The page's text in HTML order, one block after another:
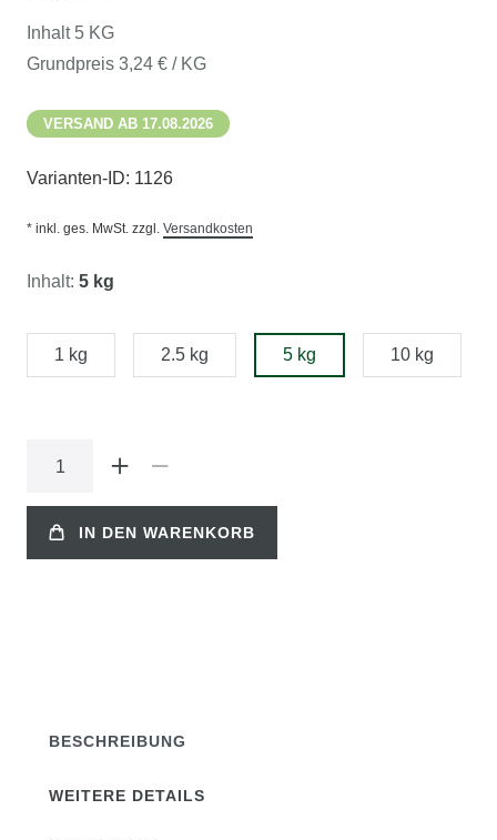
Inhalt 5 KG
Grundpreis 3,24 € / KG
VERSAND AB 17.08.2026
Varianten-ID: 1126
* inkl. ges. MwSt. zzgl. Versandkosten
Inhalt: 5 kg
1 kg 2.5 kg 5 kg 10 kg
IN DEN WARENKORB
BESCHREIBUNG
WEITERE DETAILS